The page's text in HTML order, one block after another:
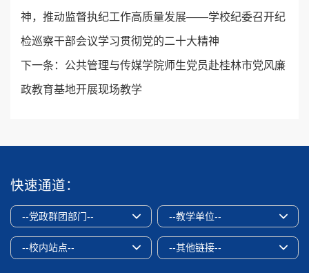
神，推动监督执纪工作高质量发展——学校纪委召开纪
检巡察干部会议学习贯彻党的二十大精神
下一条： 公共管理与传媒学院师生党员赴桂林市党风廉
政教育基地开展现场教学
快速通道：
--党政群团部门-- --教学单位--
--校内站点-- --其他链接--